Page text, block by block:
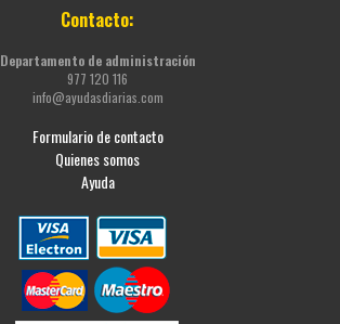
Contacto:
Departamento de administración
977 120 116
info@ayudasdiarias.com
Formulario de contacto
Quienes somos
Ayuda